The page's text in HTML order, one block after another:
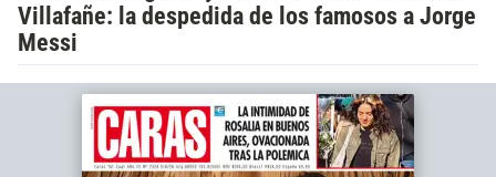
Villafañe: la despedida de los famosos a Jorge
Messi